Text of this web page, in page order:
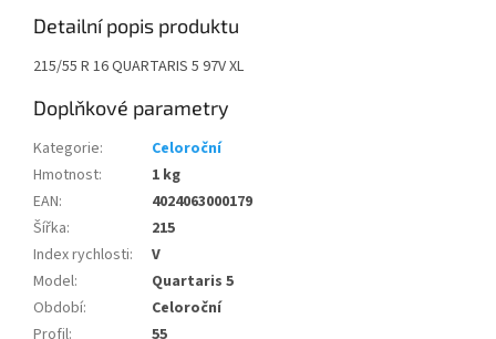
Detailní popis produktu
215/55 R 16 QUARTARIS 5 97V XL
Doplňkové parametry
Kategorie:
Celoroční
Hmotnost:
1 kg
EAN:
4024063000179
Šířka:
215
Index rychlosti:
V
Model:
Quartaris 5
Období:
Celoroční